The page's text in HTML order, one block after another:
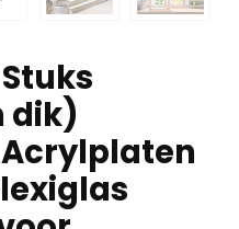
dik)